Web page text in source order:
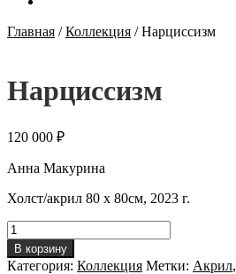
Главная /Коллекция /Нарциссизм
Нарциссизм
120 000 ₽
Анна Макурина
Холст/акрил 80 х 80см, 2023 г.
Количество
товара
Нарциссизм
В корзину
Категория: Коллекция Метки: Акрил,